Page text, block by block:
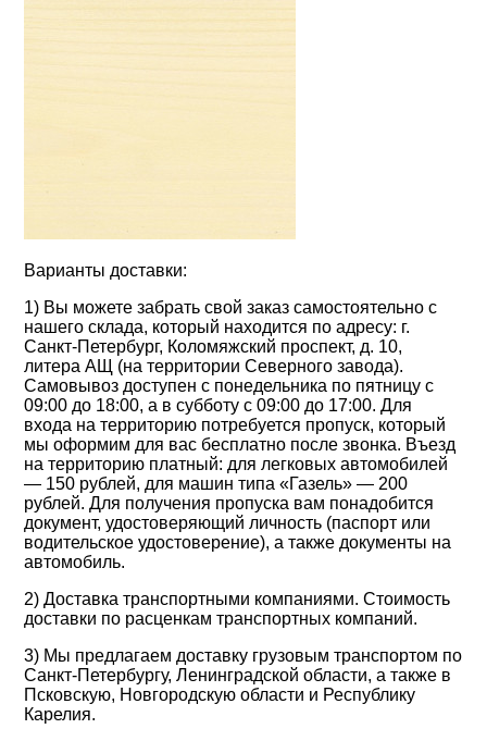
Варианты доставки:
1) Вы можете забрать свой заказ самостоятельно с
нашего склада, который находится по адресу: г.
Санкт-Петербург, Коломяжский проспект, д. 10,
литера АЩ (на территории Северного завода).
Самовывоз доступен с понедельника по пятницу с
09:00 до 18:00, а в субботу с 09:00 до 17:00. Для
входа на территорию потребуется пропуск, который
мы оформим для вас бесплатно после звонка. Въезд
на территорию платный: для легковых автомобилей
— 150 рублей, для машин типа «Газель» — 200
рублей. Для получения пропуска вам понадобится
документ, удостоверяющий личность (паспорт или
водительское удостоверение), а также документы на
автомобиль.
2) Доставка транспортными компаниями. Стоимость
доставки по расценкам транспортных компаний.
3) Мы предлагаем доставку грузовым транспортом по
Санкт-Петербургу, Ленинградской области, а также в
Псковскую, Новгородскую области и Республику
Карелия.